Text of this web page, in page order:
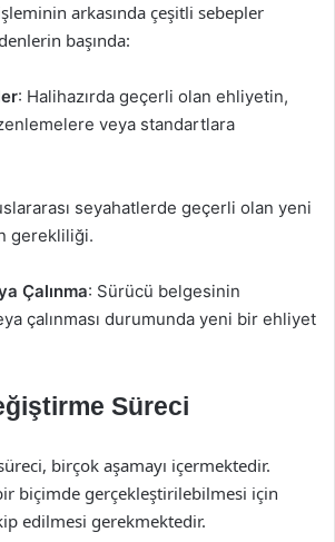
arkasında çeşitli sebepler
başında:
: Halihazırda geçerli olan ehliyetin,
veya standartlara
seyahatlerde geçerli olan yeni
gerekliliği.
Çalınma: Sürücü belgesinin
çalınması durumunda yeni bir ehliyet
Süreci
birçok aşamayı içermektedir.
biçimde gerçekleştirilebilmesi için
edilmesi gerekmektedir.